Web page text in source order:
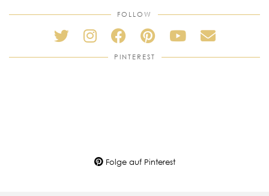
FOLLOW
PINTEREST
Folge auf Pinterest